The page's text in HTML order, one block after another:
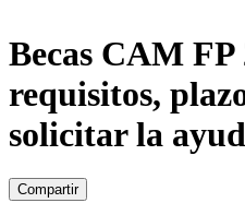
Becas CAM FP
requisitos,
solicitar la
Compartir